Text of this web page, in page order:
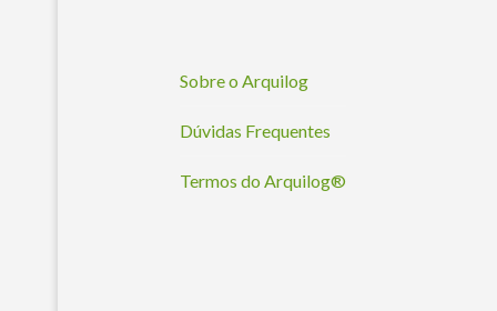
Sobre o Arquilog
Dúvidas Frequentes
Termos do Arquilog®